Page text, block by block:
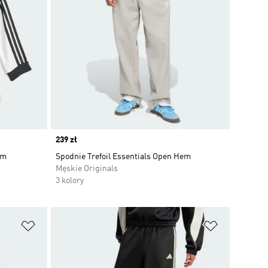
Price
239 zł
Spodnie Trefoil Essentials Open Hem
Męskie Originals
3 kolory
Dodaj do listy życzeń